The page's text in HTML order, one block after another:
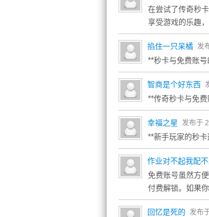
在尝试了传奇秒
享受游戏的乐趣
掐住一只呆橘 发
**秒卡与免费账
智商是个好东西
**传奇秒卡与免
幸福之星 发布于
**新手玩家的秒卡
作业对不起我配
免费账号虽然方
付费解锁。如果
回忆是死的 发布